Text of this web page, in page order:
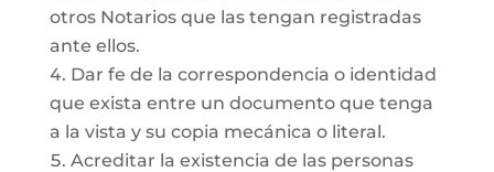
otros Notarios que las tengan registradas
ante ellos.
Dar fe de la correspondencia o identidad
que exista entre un documento que tenga
a la vista y su copia mecánica o literal.
Acreditar la existencia de las personas